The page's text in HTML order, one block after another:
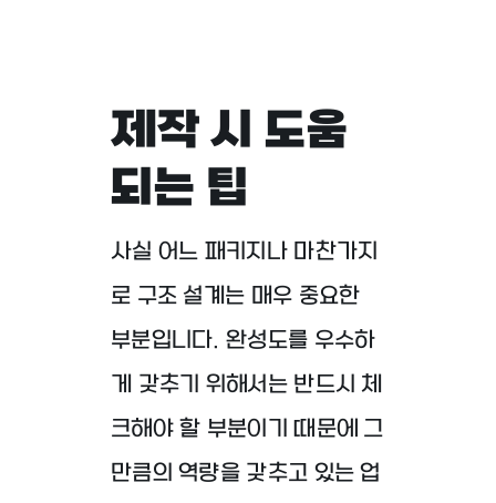
제작 시 도움
되는 팁
사실 어느 패키지나 마찬가지
로 구조 설계는 매우 중요한
부분입니다. 완성도를 우수하
게 갖추기 위해서는 반드시 체
크해야 할 부분이기 때문에 그
만큼의 역량을 갖추고 있는 업